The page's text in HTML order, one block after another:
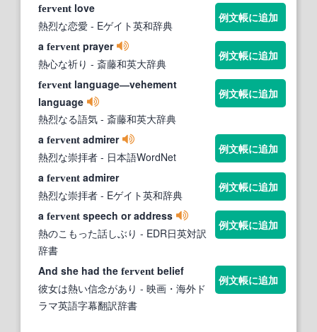
fervent love
熱烈な恋愛 - Eゲイト英和辞典
例文帳に追加
a fervent prayer
熱心な祈り - 斎藤和英大辞典
例文帳に追加
fervent language―vehement
language
熱烈なる語気 - 斎藤和英大辞典
例文帳に追加
a fervent admirer
熱烈な崇拝者 - 日本語WordNet
例文帳に追加
a fervent admirer
熱烈な崇拝者 - Eゲイト英和辞典
例文帳に追加
a fervent speech or address
熱のこもった話しぶり - EDR日英対訳
辞書
例文帳に追加
And she had the fervent belief
彼女は熱い信念があり - 映画・海外ド
ラマ英語字幕翻訳辞書
例文帳に追加